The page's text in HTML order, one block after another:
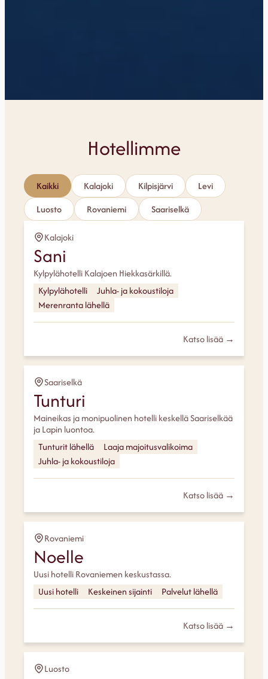
Hotellimme
Kaikki Kalajoki Kilpisjärvi
Levi
Luosto
Rovaniemi Saariselkä
Kalajoki
Sani
Kylpylähotelli Kalajoen Hiekkasärkillä.
Kylpylähotelli
Juhla- ja kokoustiloja
Merenranta lähellä
Katso lisää →
Saariselkä
Tunturi
Maineikas ja monipuolinen hotelli keskellä Saariselkää
ja Lapin luontoa.
Tunturit lähellä
Laaja majoitusvalikoima
Juhla- ja kokoustiloja
Katso lisää →
Rovaniemi
Noelle
Uusi hotelli Rovaniemen keskustassa.
Uusi hotelli
Keskeinen sijainti Palvelut lähellä
Katso lisää →
Luosto